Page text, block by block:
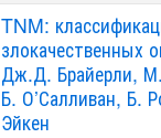
TNM:
злокачественных
Дж.Д. Брайерли,
Б. О’Салливан, Б.
Эйкен